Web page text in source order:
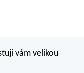
vám velikou